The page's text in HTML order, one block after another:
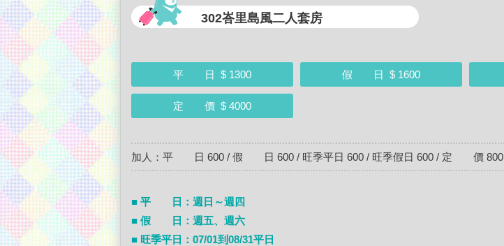
302峇里島風二人套房
平 日 $ 1300 假 日 $ 1600
定 價 $ 4000
加人：平 日 600 / 假 日 600 / 旺季平日 600 / 旺季假日 600 / 定 價 800
■ 平 日：週日～週四
■ 假 日：週五、週六
■ 旺季平日：07/01到08/31平日